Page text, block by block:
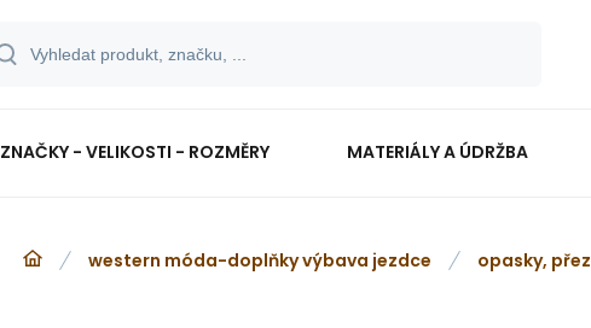
ZNAČKY - VELIKOSTI - ROZMĚRY MATERIÁLY A ÚDRŽBA
western móda-doplňky výbava jezdce opasky,